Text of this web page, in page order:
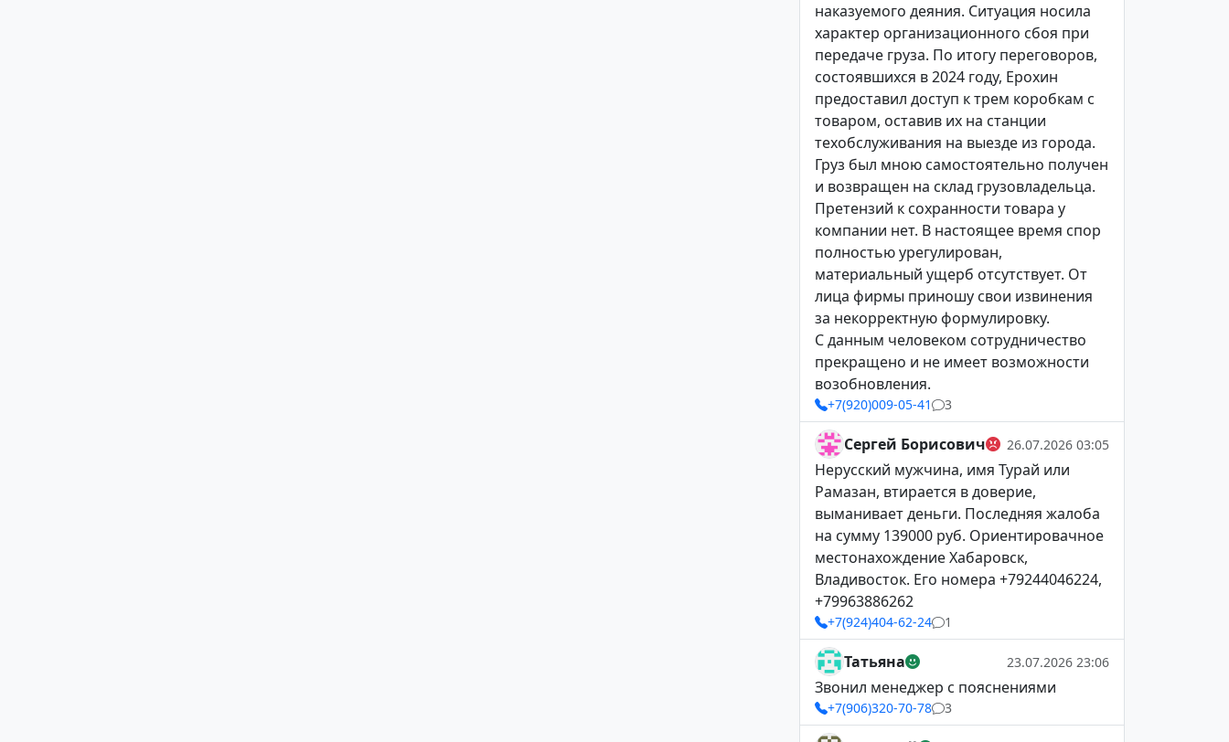
наказуемого деяния. Ситуация носила
характер организационного сбоя при
передаче груза. По итогу переговоров,
состоявшихся в 2024 году, Ерохин
предоставил доступ к трем коробкам с
товаром, оставив их на станции
техобслуживания на выезде из города.
Груз был мною самостоятельно получен
и возвращен на склад грузовладельца.
Претензий к сохранности товара у
компании нет. В настоящее время спор
полностью урегулирован,
материальный ущерб отсутствует. От
лица фирмы приношу свои извинения
за некорректную формулировку.
С данным человеком сотрудничество
прекращено и не имеет возможности
возобновления.
+7(920)009-05-41 3
Сергей Борисович 26.07.2026 03:05
Нерусский мужчина, имя Турай или
Рамазан, втирается в доверие,
выманивает деньги. Последняя жалоба
на сумму 139000 руб. Ориентировачное
местонахождение Хабаровск,
Владивосток. Его номера +79244046224,
+79963886262
+7(924)404-62-24 1
Татьяна 23.07.2026 23:06
Звонил менеджер с пояснениями
+7(906)320-70-78 3